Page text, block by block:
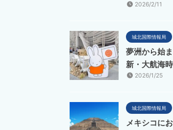
2026/2/11
城北国際情報局
夢洲から始
新・大航海
2026/1/25
城北国際情報局
メキシコに